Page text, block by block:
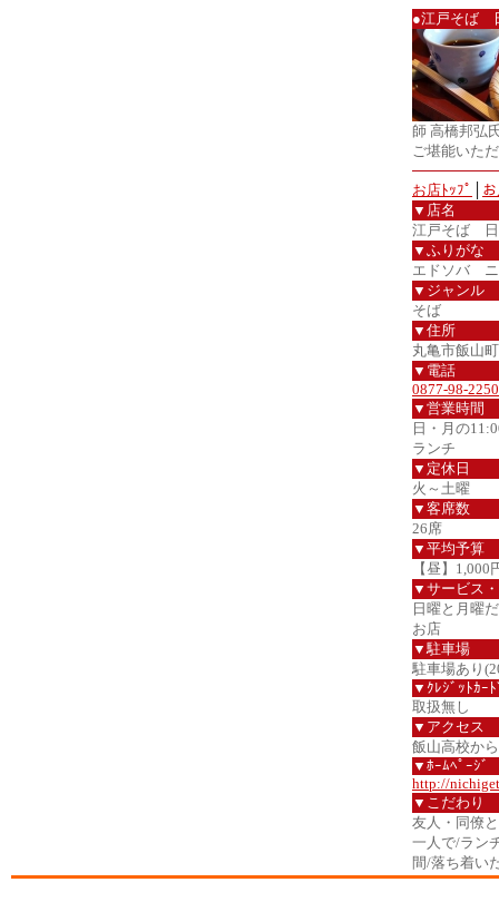
●江戸そば
師 高橋邦弘
ご堪能いた
お店ﾄｯﾌﾟ
▼店名
江戸そば
▼ふりがな
エドソバ ニ
▼ジャンル
そば
▼住所
丸亀市飯山
▼電話
0877-98-2250
▼営業時間
日・月の
ランチ
▼定休日
火～土曜
▼客席数
26席
▼平均予算
【昼】1,000
▼サービス
日曜と月曜
お店
▼駐車場
駐車場あり
▼ｸﾚｼﾞｯﾄｶｰﾄ
取扱無し
▼アクセス
飯山高校か
▼ﾎｰﾑﾍﾟｰｼﾞ
http://
▼こだわり
友人・同僚
一人で/ラン
間/落ち着い